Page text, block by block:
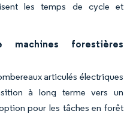
les temps de cycle et
machines forestières
articulés électriques
à long terme vers un
pour les tâches en forêt